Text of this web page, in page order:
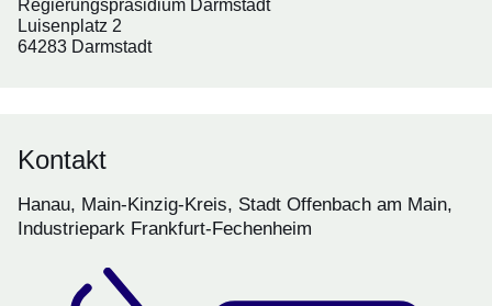
Regierungspräsidium Darmstadt
Luisenplatz 2
64283 Darmstadt
Kontakt
Hanau, Main-Kinzig-Kreis, Stadt Offenbach am Main,
Industriepark Frankfurt-Fechenheim